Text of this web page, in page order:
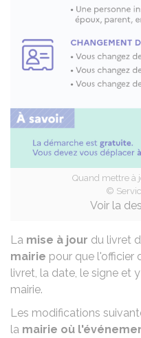
Quand mettre à
©
Voir la
La mise à jour du livret
mairie pour que l'officier
livret, la date, le signe et
mairie.
Les modifications
la mairie où